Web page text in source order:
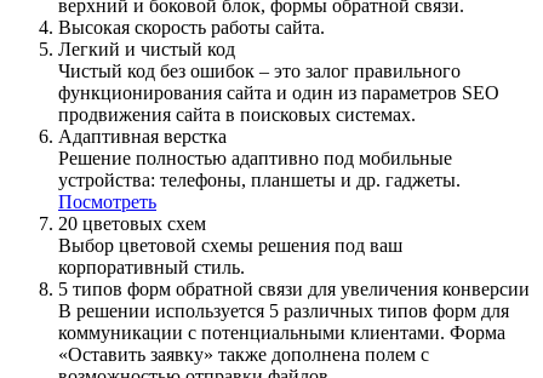
верхний и боковой блок, формы обратной связи.
Высокая скорость работы сайта.
Легкий и чистый код
Чистый код без ошибок – это залог правильного
функционирования сайта и один из параметров SEO
продвижения сайта в поисковых системах.
Адаптивная верстка
Решение полностью адаптивно под мобильные
устройства: телефоны, планшеты и др. гаджеты.
Посмотреть
20 цветовых схем
Выбор цветовой схемы решения под ваш
корпоративный стиль.
5 типов форм обратной связи для увеличения конверсии
В решении используется 5 различных типов форм для
коммуникации с потенциальными клиентами. Форма
«Оставить заявку» также дополнена полем с